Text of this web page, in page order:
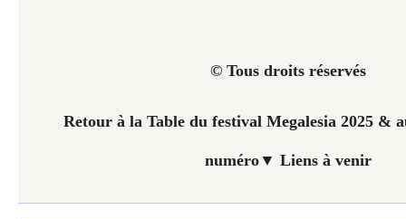
© Tous droits réservés
Retour à la Table du festival Megalesia 2025 &
numéro▼ Liens à venir